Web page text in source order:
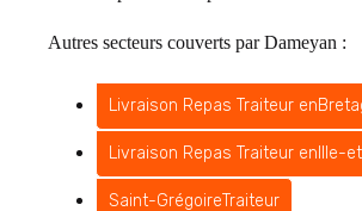
Autres secteurs couverts par Dameyan :
Livraison Repas Traiteur en
Livraison Repas Traiteur en Ille-
Saint-GrégoireTraiteur